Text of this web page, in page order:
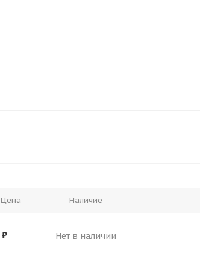
Цена Наличие
₽ Нет в наличии